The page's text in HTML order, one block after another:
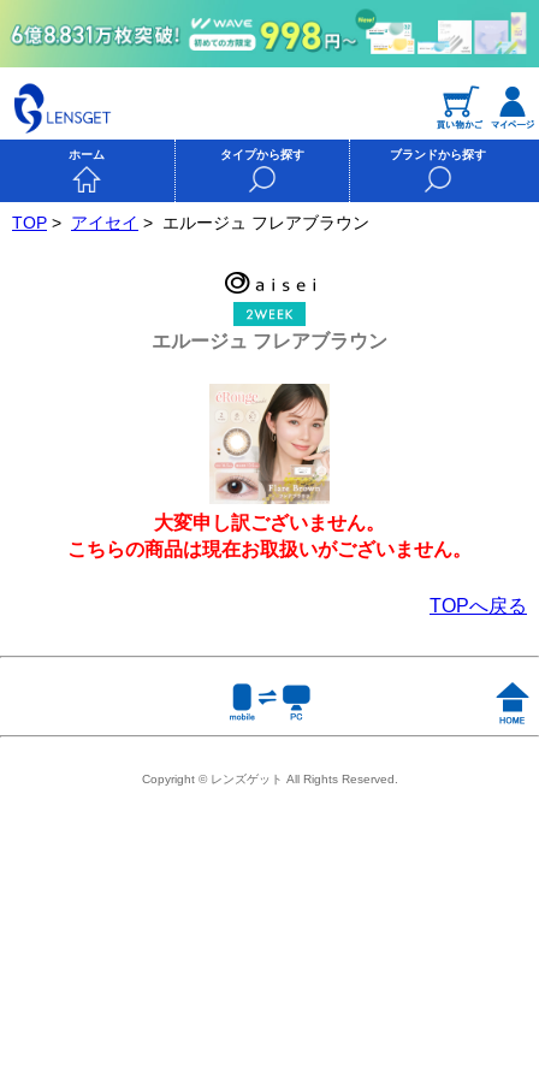
ホーム タイプから探す ブランドから探す
TOP > アイセイ > エルージュ フレアブラウン
エルージュ フレアブラウン
大変申し訳ございません。
こちらの商品は現在お取扱いがございません。
TOPへ戻る
Copyright © レンズゲット All Rights Reserved.